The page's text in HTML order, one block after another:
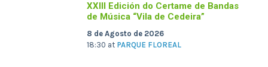
XXIII Edición do Certame de Bandas
de Música “Vila de Cedeira”
8 de Agosto de 2026
18:30 at PARQUE FLOREAL